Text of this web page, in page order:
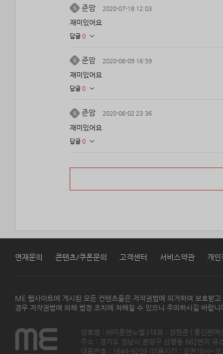
준맘 2020-07-18 12:03
재미있어요
답글 0
준맘 2020-06-09 16:59
재미있어요
답글 0
준맘 2020-06-02 23:36
재미있어요
답글 0
연재문의 콘텐츠/쿠폰문의 고객센터 서비스약관 개인
ME 웹사이트에 게시된 모든 컨텐츠들은 저작권법에 의거하여 보호받
경우 저작권법에 의해 법정 조치에 처해질 수 있으니 주의하시길 바랍니
상호명 : ㈜미툰앤노벨 | 대표 : 정현준 | 통신판
주소 : 경기도 성남시 분당구 삼평동 682번지
대표번호 : 1644-9259 (이용시간 : 오전10시~